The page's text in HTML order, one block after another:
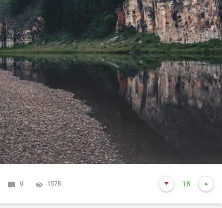
0 1578 18